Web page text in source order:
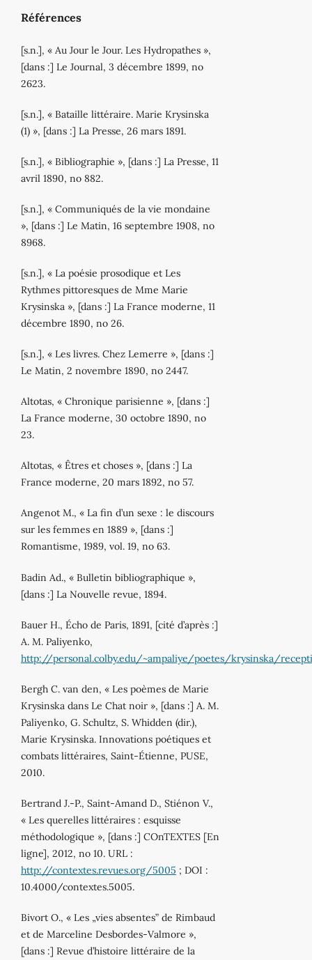
Références
[s.n.], « Au Jour le Jour. Les Hydropathes »,
[dans :] Le Journal, 3 décembre 1899, no
2623.
[s.n.], « Bataille littéraire. Marie Krysinska
(1) », [dans :] La Presse, 26 mars 1891.
[s.n.], « Bibliographie », [dans :] La Presse, 11
avril 1890, no 882.
[s.n.], « Communiqués de la vie mondaine
», [dans :] Le Matin, 16 septembre 1908, no
8968.
[s.n.], « La poésie prosodique et Les
Rythmes pittoresques de Mme Marie
Krysinska », [dans :] La France moderne, 11
décembre 1890, no 26.
[s.n.], « Les livres. Chez Lemerre », [dans :]
Le Matin, 2 novembre 1890, no 2447.
Altotas, « Chronique parisienne », [dans :]
La France moderne, 30 octobre 1890, no
23.
Altotas, « Êtres et choses », [dans :] La
France moderne, 20 mars 1892, no 57.
Angenot M., « La fin d’un sexe : le discours
sur les femmes en 1889 », [dans :]
Romantisme, 1989, vol. 19, no 63.
Badin Ad., « Bulletin bibliographique »,
[dans :] La Nouvelle revue, 1894.
Bauer H., Écho de Paris, 1891, [cité d’après :]
A. M. Paliyenko,
http://personal.colby.edu/~ampaliye/poetes/krysinska/
Bergh C. van den, « Les poèmes de Marie
Krysinska dans Le Chat noir », [dans :] A. M.
Paliyenko, G. Schultz, S. Whidden (dir.),
Marie Krysinska. Innovations poétiques et
combats littéraires, Saint‐Étienne, PUSE,
2010.
Bertrand J.‐P., Saint‐Amand D., Stiénon V.,
« Les querelles littéraires : esquisse
méthodologique », [dans :] COnTEXTES [En
ligne], 2012, no 10. URL :
http://contextes.revues.org/5005 ; DOI :
10.4000/contextes.5005.
Bivort O., « Les „vies absentes” de Rimbaud
et de Marceline Desbordes‐Valmore »,
[dans :] Revue d’histoire littéraire de la